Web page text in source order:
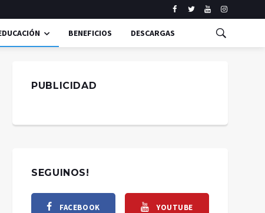
BENEFICIOS DESCARGAS
PUBLICIDAD
SEGUINOS!
FACEBOOK YOUTUBE